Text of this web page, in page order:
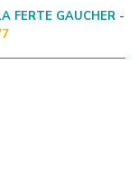
FERTE GAUCHER -